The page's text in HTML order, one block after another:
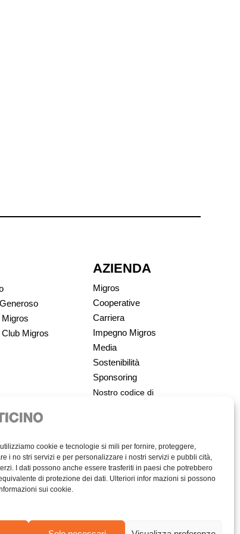
cookie e tecnologie si mili per fornire, proteggere,
i no stri servizi e per personalizzare i nostri servizi e pubbli cità,
I dati possono anche essere trasferiti in paesi che potrebbero
di protezione dei dati. Ulteriori infor mazioni si possono
sui cookie.
Migros
AZIENDA
Migros
Cooperative
Carriera
Impegno Migros
Media
Sostenibilità
Sponsoring
Nostro codice di